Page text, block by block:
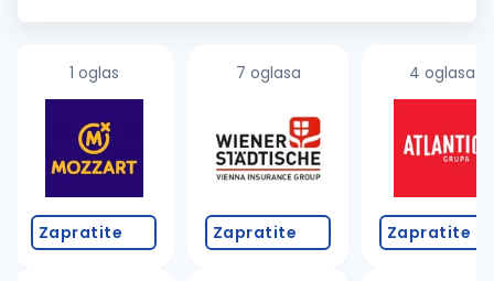
Organizacija drum...
1 oglas
Zapratite
7 oglasa
Zapratite
4 oglasa
Zapratite